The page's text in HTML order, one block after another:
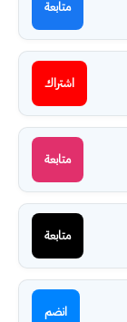
متابعة
اشتراك
متابعة
متابعة
انضم